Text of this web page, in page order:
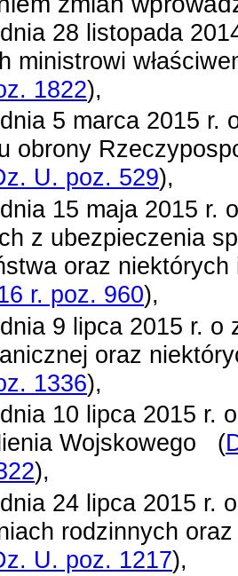
28 listopada
ministrowi
1822),
5 marca 2015 r.
obrony
U. poz. 529),
15 maja 2015 r.
z ubezpieczenia
oraz
r. poz. 960),
9 lipca 2015 r. o
oraz
1336),
10 lipca 2015 r. o
Wojskowego
(
),
24 lipca 2015 r.
rodzinnych
U. poz. 1217),